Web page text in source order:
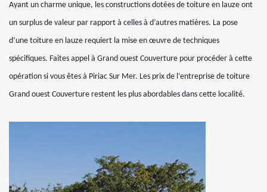
Ayant un charme unique, les constructions dotées de toiture en lauze ont
un surplus de valeur par rapport à celles à d’autres matières. La pose
d’une toiture en lauze requiert la mise en œuvre de techniques
spécifiques. Faites appel à Grand ouest Couverture pour procéder à cette
opération si vous êtes à Piriac Sur Mer. Les prix de l’entreprise de toiture
Grand ouest Couverture restent les plus abordables dans cette localité.